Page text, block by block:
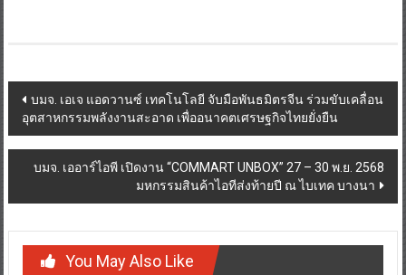
Post
navigation
บมจ. เอเจ แอดวานซ์ เทคโนโลยี จับมือพันธมิตรจีน ร่วมขับเคลื่อน
อุตสาหกรรมพลังงานสะอาด เพื่ออนาคตเศรษฐกิจไทยยั่งยืน
บมจ. เออาร์ไอพี เปิดงาน “COMMART UNBOX” 27 – 30 พ.ย. 2568
มหกรรมสินค้าไอทีส่งท้ายปี ณ ไบเทค บางนา
You May Also Like